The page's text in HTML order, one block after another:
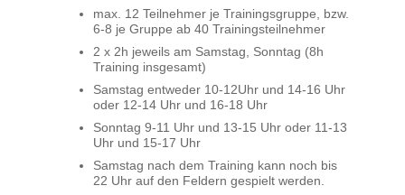
max. 12 Teilnehmer je Trainingsgruppe, bzw.
6-8 je Gruppe ab 40 Trainingsteilnehmer
2 x 2h jeweils am Samstag, Sonntag (8h
Training insgesamt)
Samstag entweder 10-12Uhr und 14-16 Uhr
oder 12-14 Uhr und 16-18 Uhr
Sonntag 9-11 Uhr und 13-15 Uhr oder 11-13
Uhr und 15-17 Uhr
Samstag nach dem Training kann noch bis
22 Uhr auf den Feldern gespielt werden.